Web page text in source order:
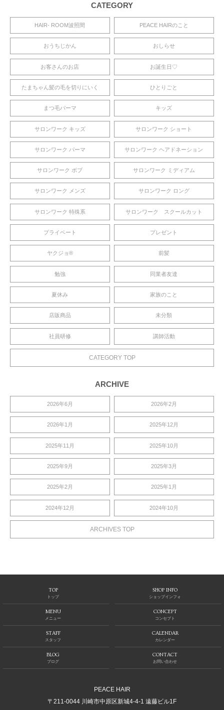
CATEGORY
HAIR- ROOM波照間 PEACE HAIRのこと
おうちじかん おしらせ
お客さんのお店 お誕生日♡
たまちゃん髪の毛を切りにいく ひとりごと
まつ毛パーマ キッズ
サロンワーク キッズ サロンワーク ショート
サロンワーク パーマ サロンワーク ヘアドネーション
サロンワーク ボブ サロンワーク ミディアム
サロンワーク メンズ サロンワーク ロング
サロンワーク 特殊系 サロンワーク スクールカット
プライベート プレゼント
ヤクジョ®︎ 前髪
勉強 同業者友達
夏休み 家族のこと
店販商品 未分類
社員研修 講師活動
CATEGORY TOP
ARCHIVE
2026年6月 2026年2月
2026年1月 2025年12月
2025年11月 2025年10月
2025年9月 2025年3月
2025年2月 2025年1月
2024年12月 2024年10月
ARCHIVES TOP
TOP
トップ
SHOP INFO
ショップインフォ
MENU
メニュー
CONCEPT
コンセプト
STAFF
スタッフ
CALENDAR
カレンダー
BLOG
ブログ
CONTACT
お問い合わせ
PEACE HAIR
〒211-0044 川崎市中原区新城4-4-1 遠藤ビル1F